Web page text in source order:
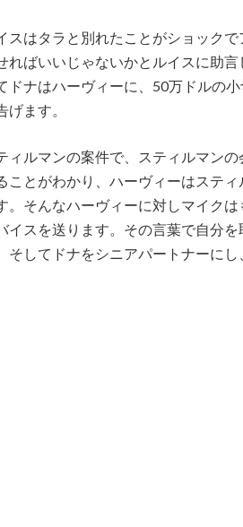
スはタラと別れたことがショック
ればいいじゃないかとルイスに助
ドナはハーヴィーに、50万ドルの
げます。
ィルマンの案件で、スティルマン
ことがわかり、ハーヴィーはステ
。そんなハーヴィーに対しマイク
イスを送ります。その言葉で自分
そしてドナをシニアパートナーに